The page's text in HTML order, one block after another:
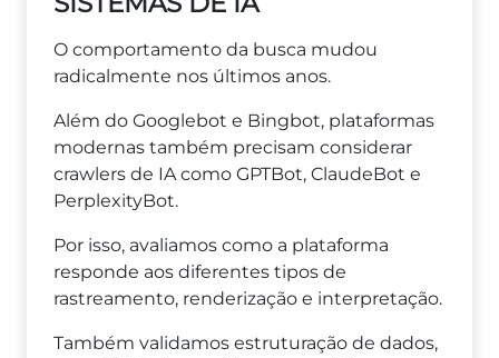
O comportamento da busca mudou
radicalmente nos últimos anos.
Além do Googlebot e Bingbot, plataformas
modernas também precisam considerar
crawlers de IA como GPTBot, ClaudeBot e
PerplexityBot.
Por isso, avaliamos como a plataforma
responde aos diferentes tipos de
rastreamento, renderização e interpretação.
Também validamos estruturação de dados,